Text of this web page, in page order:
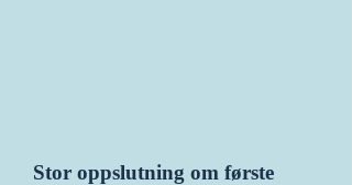
Stor oppslutning om første